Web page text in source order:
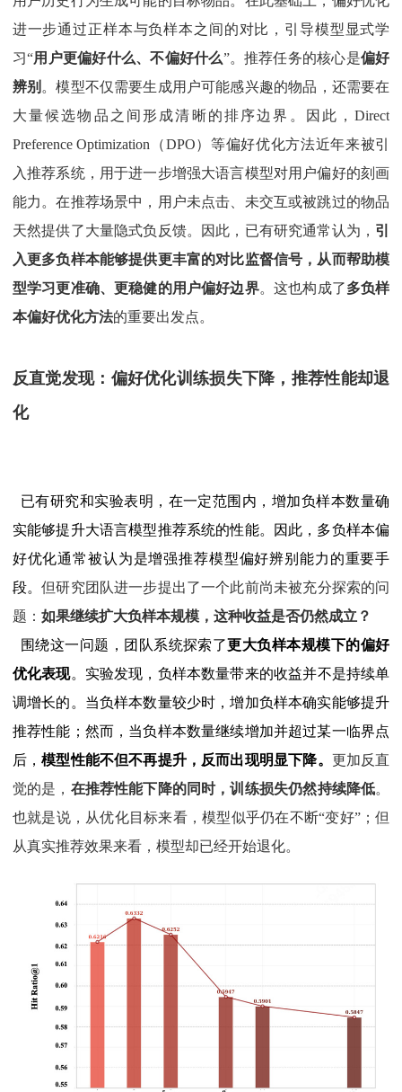
进一步通过正样本与负样本之间的对比，引导模型显式学
习“用户更偏好什么、不偏好什么”。推荐任务的核心是偏好
辨别 。模型不仅需要生成用户可能感兴趣的物品，还需要在
大量候选物品之间形成清晰的排序边界。因此，Direct
Preference Optimization（DPO）等偏好优化方法近年来被引
入推荐系统，用于进一步增强大语言模型对用户偏好的刻画
能力。在推荐场景中，用户未点击、未交互或被跳过的物品
天然提供了大量隐式负反馈。因此，已有研究通常认为， 引
入更多负样本能够提供更丰富的对比监督信号，从而帮助模
型学习更准确、更稳健的用户偏好边界。这也构成了多负样
本偏好优化方法的重要出发点。
反直觉发现：偏好优化训练损失下降，推荐性能却退
化
已有研究和实验表明，在一定范围内，增加负样本数量确
实能够提升大语言模型推荐系统的性能。因此，多负样本偏
好优化通常被认为是增强推荐模型偏好辨别能力的重要手
段。但研究团队进一步提出了一个此前尚未被充分探索的问
题： 如果继续扩大负样本规模，这种收益是否仍然成立？
围绕这一问题，团队系统探索了更大负样本规模下的偏好
优化表现。实验发现，负样本数量带来的收益并不是持续单
调增长的。当负样本数量较少时，增加负样本确实能够提升
推荐性能；然而，当负样本数量继续增加并超过某一临界点
后，模型性能不但不再提升，反而出现明显下降。 更加反直
觉的是， 在推荐性能下降的同时，训练损失仍然持续降低。
也就是说，从优化目标来看，模型似乎仍在不断“变好”；但
从真实推荐效果来看，模型却已经开始退化。